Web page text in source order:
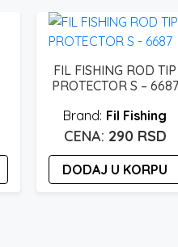
BOAT ROD HOLER FIL
1713
Fil Fishing
499RSD
DODAJ U KORPU